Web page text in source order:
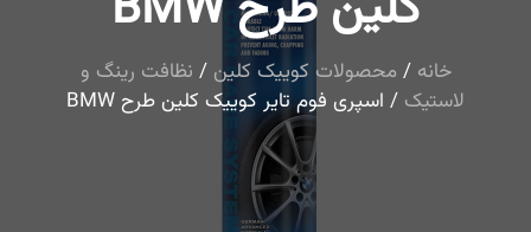
خانه / محصولات کوییک کلین / نظافت رینگ و
لاستیک / اسپری فوم تایر كوييک كلين طرح BMW